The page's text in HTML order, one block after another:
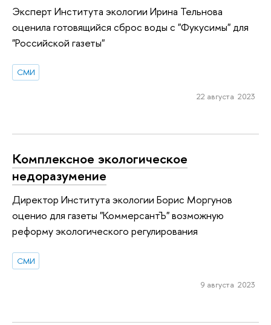
Эксперт Института экологии Ирина Тельнова
оценила готовящийся сброс воды с "Фукусимы" для
"Российской газеты"
СМИ
22 августа 2023
Комплексное экологическое
недоразумение
Директор Института экологии Борис Моргунов
оценио для газеты "КоммерсантЪ" возможную
реформу экологического регулирования
СМИ
9 августа 2023